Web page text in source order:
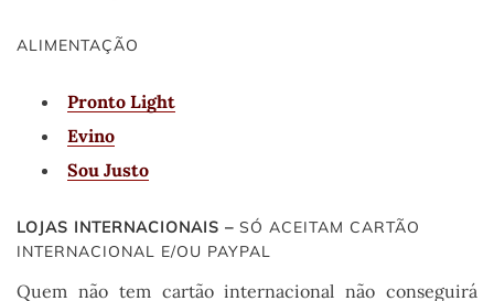
ALIMENTAÇÃO
Pronto Light
Evino
Sou Justo
LOJAS INTERNACIONAIS – SÓ ACEITAM CARTÃO
INTERNACIONAL E/OU PAYPAL
Quem não tem cartão internacional não conseguirá